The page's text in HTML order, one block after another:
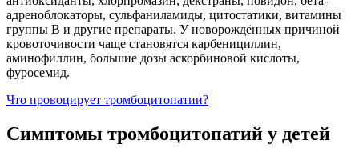
адреноблокаторы, сульфаниламиды, цитостатики, витамины
группы В и другие препараты. У новорождённых причиной
кровоточивости чаще становятся карбенициллин,
аминофиллин, большие дозы аскорбиновой кислоты,
фуросемид.
Что провоцирует тромбоцитопатии?
Симптомы тромбоцитопатий у детей